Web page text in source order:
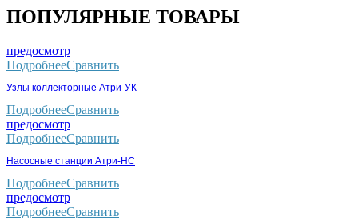
ПОПУЛЯРНЫЕ ТОВАРЫ
предосмотр
ПодробнееСравнить
Узлы коллекторные Атри-УК
ПодробнееСравнить
предосмотр
ПодробнееСравнить
Насосные станции Атри-НС
ПодробнееСравнить
предосмотр
ПодробнееСравнить